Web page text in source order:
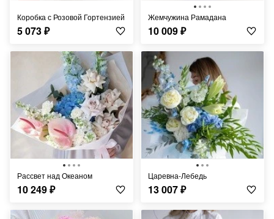
Коробка с Розовой Гортензией
5 073₽
Жемчужина Рамадана
10 009₽
Рассвет над Океаном
10 249₽
Царевна-Лебедь
13 007₽